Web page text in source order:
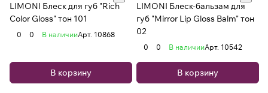
LIMONI Блеск для губ "Rich
Color Gloss" тон 101
0 0 В наличииАрт. 10868
В корзину
LIMONI Блеск-бальзам для
губ "Mirror Lip Gloss Balm" тон
02
0 0 В наличииАрт. 10542
В корзину